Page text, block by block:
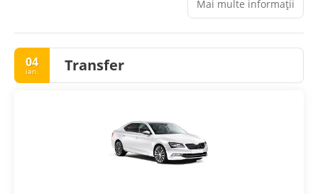
Relax at the full-service spa, where you can enjoy massages.
Additional amenities at this hotel include concierge services,
shopping on site, and barbecue grills.
Make yourself at home in one of the 8 air-conditioned rooms
featuring refrigerators and microwaves. Satellite television
include safes and complimentary newspapers, as well as
phones with free international calls.
Featured amenities include a computer station and luggage
Mai multe informații
04
ian. Transfer